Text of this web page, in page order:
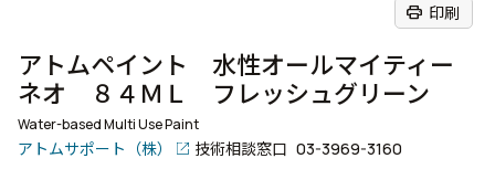
print 印刷
アトムペイント 水性オールマイティー
ネオ ８４ＭＬ フレッシュグリーン
Water-based Multi Use Paint
アトムサポート（株） 技術相談窓口 03-3969-3160